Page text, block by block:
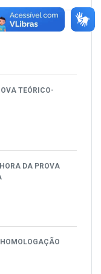
OBJETIVA
TEÓRICO-
DA PROVA